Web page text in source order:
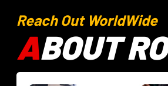
Reach Out WorldWide
ABOUT